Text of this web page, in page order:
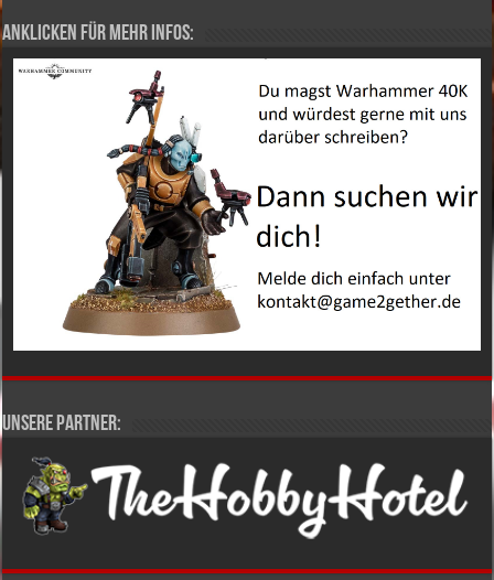
Anklicken für mehr Infos:
Unsere Partner: